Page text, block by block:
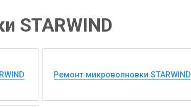
STARWIND
Ремонт микроволновки STARWIND